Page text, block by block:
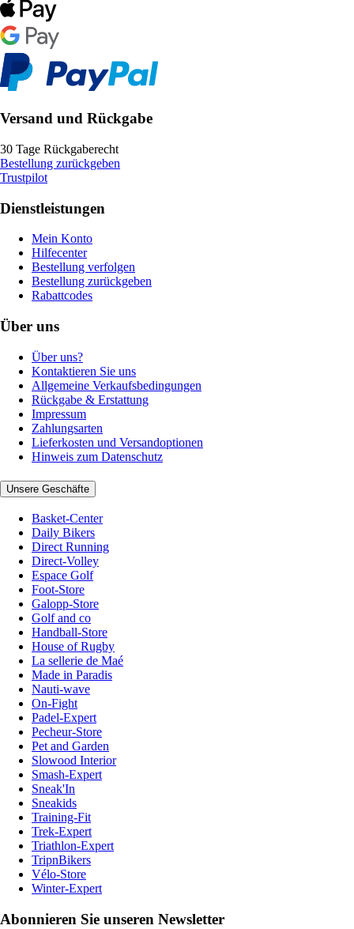
Versand und Rückgabe
30 Tage Rückgaberecht
Bestellung zurückgeben
Trustpilot
Dienstleistungen
Mein Konto
Hilfecenter
Bestellung verfolgen
Bestellung zurückgeben
Rabattcodes
Über uns
Über uns?
Kontaktieren Sie uns
Allgemeine Verkaufsbedingungen
Rückgabe & Erstattung
Impressum
Zahlungsarten
Lieferkosten und Versandoptionen
Hinweis zum Datenschutz
Unsere Geschäfte
Basket-Center
Daily Bikers
Direct Running
Direct-Volley
Espace Golf
Foot-Store
Galopp-Store
Golf and co
Handball-Store
House of Rugby
La sellerie de Maé
Made in Paradis
Nauti-wave
On-Fight
Padel-Expert
Pecheur-Store
Pet and Garden
Slowood Interior
Smash-Expert
Sneak'In
Sneakids
Training-Fit
Trek-Expert
Triathlon-Expert
TripnBikers
Vélo-Store
Winter-Expert
Abonnieren Sie unseren Newsletter